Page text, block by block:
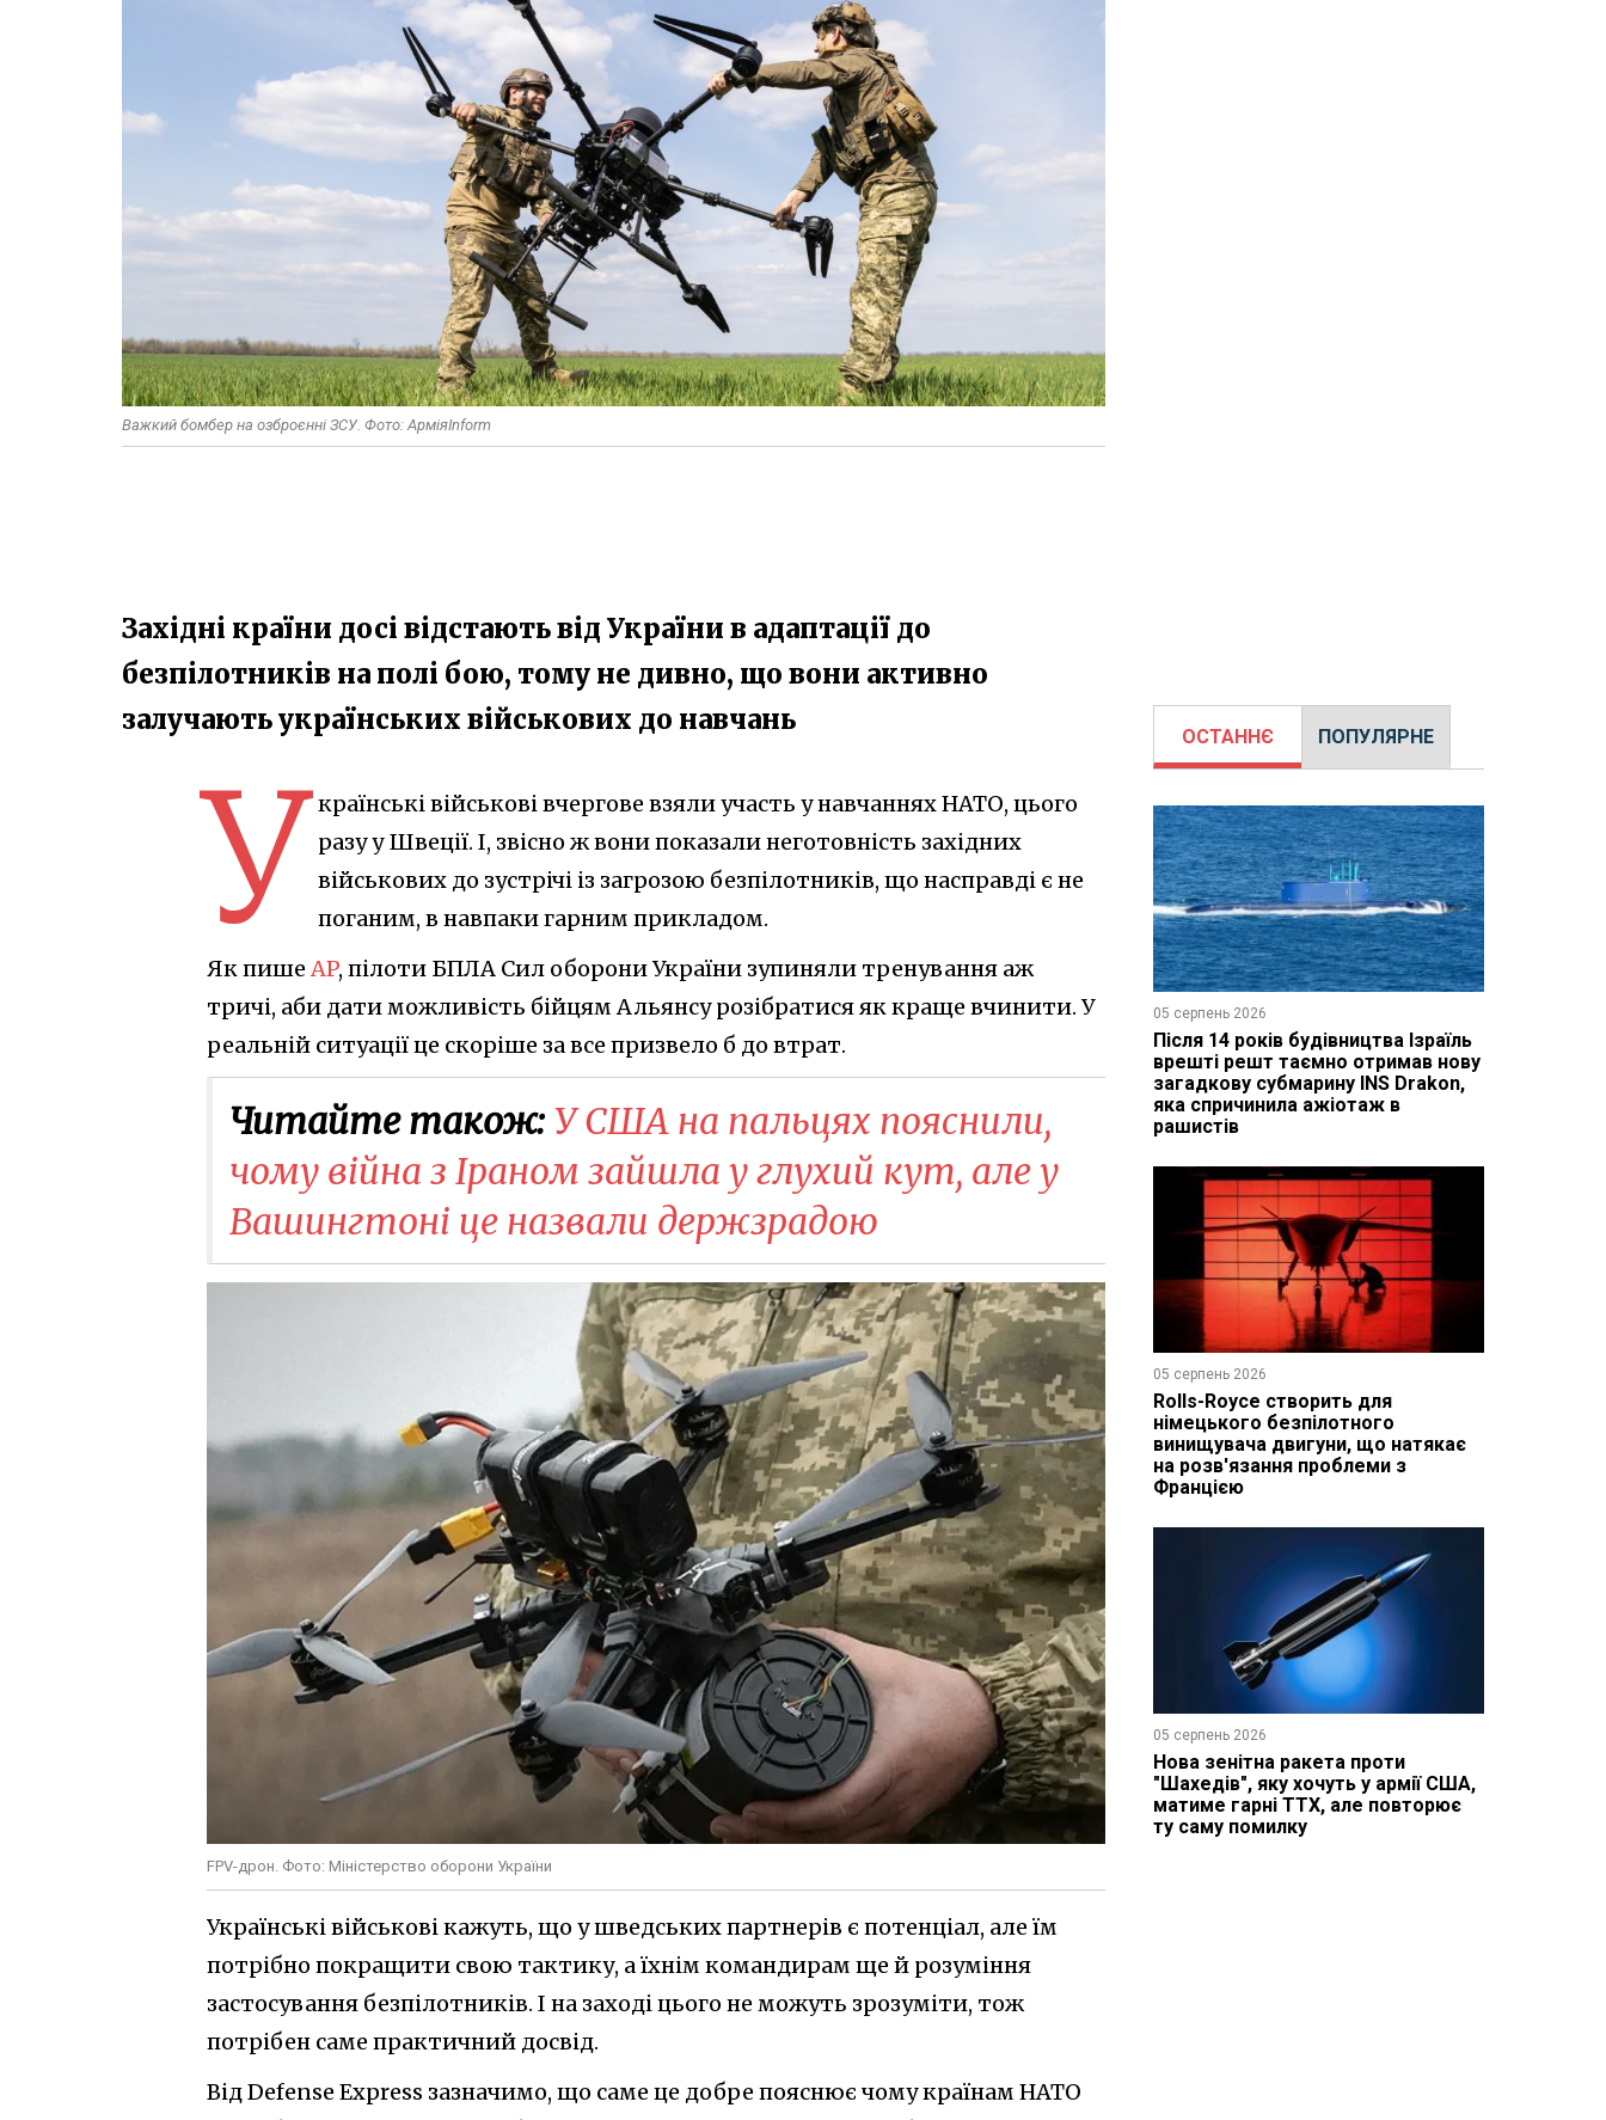
Важкий бомбер на озброєнні ЗСУ. Фото: АрміяInform
Західні країни досі відстають від України в адаптації до
безпілотників на полі бою, тому не дивно, що вони активно
залучають українських військових до навчань
У країнські військові вчергове взяли участь у навчаннях НАТО, цього
разу у Швеції. І, звісно ж вони показали неготовність західних
військових до зустрічі із загрозою безпілотників, що насправді є не
поганим, в навпаки гарним прикладом.
Як пише AP, пілоти БПЛА Сил оборони України зупиняли тренування аж
тричі, аби дати можливість бійцям Альянсу розібратися як краще вчинити. У
реальній ситуації це скоріше за все призвело б до втрат.
Читайте також: У США на пальцях пояснили,
чому війна з Іраном зайшла у глухий кут, але у
Вашингтоні це назвали держзрадою
FPV-дрон. Фото: Міністерство оборони України
Українські військові кажуть, що у шведських партнерів є потенціал, але їм
потрібно покращити свою тактику, а їхнім командирам ще й розуміння
застосування безпілотників. І на заході цього не можуть зрозуміти, тож
потрібен саме практичний досвід.
Від Defense Express зазначимо, що саме це добре пояснює чому країнам НАТО
ОСТАННЄ ПОПУЛЯРНЕ
05 серпень 2026
Після 14 років будівництва Ізраїль
врешті решт таємно отримав нову
загадкову субмарину INS Drakon,
яка спричинила ажіотаж в
рашистів
05 серпень 2026
Rolls-Royce створить для
німецького безпілотного
винищувача двигуни, що натякає
на розв'язання проблеми з
Францією
05 серпень 2026
Нова зенітна ракета проти
"Шахедів", яку хочуть у армії США,
матиме гарні ТТХ, але повторює
ту саму помилку